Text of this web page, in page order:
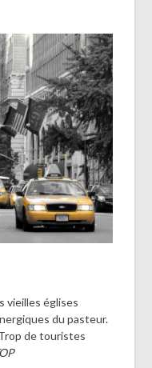
vieilles églises
du pasteur.
de touristes